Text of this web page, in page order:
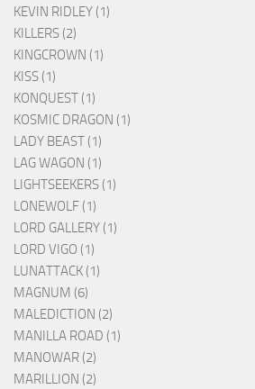
KEVIN RIDLEY (1)
KILLERS (2)
KINGCROWN (1)
KISS (1)
KONQUEST (1)
KOSMIC DRAGON (1)
LADY BEAST (1)
LAG WAGON (1)
LIGHTSEEKERS (1)
LONEWOLF (1)
LORD GALLERY (1)
LORD VIGO (1)
LUNATTACK (1)
MAGNUM (6)
MALEDICTION (2)
MANILLA ROAD (1)
MANOWAR (2)
MARILLION (2)